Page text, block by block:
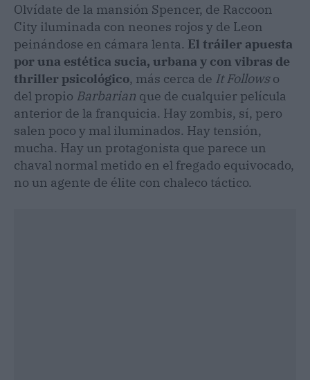
Olvídate de la mansión Spencer, de Raccoon
City iluminada con neones rojos y de Leon
peinándose en cámara lenta. El tráiler apuesta
por una estética sucia, urbana y con vibras de
thriller psicológico, más cerca de It Followso
del propio Barbarian que de cualquier película
anterior de la franquicia. Hay zombis, sí, pero
salen poco y mal iluminados. Hay tensión,
mucha. Hay un protagonista que parece un
chaval normal metido en el fregado equivocado,
no un agente de élite con chaleco táctico.